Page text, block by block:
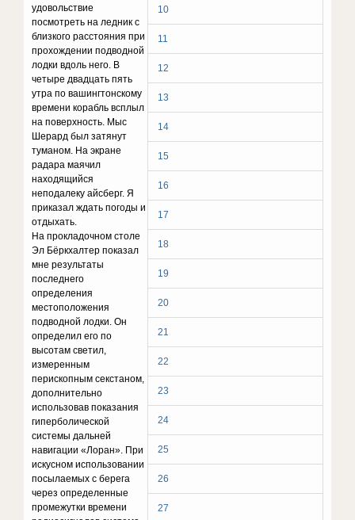
10
11
12
13
14
15
16
17
18
19
20
21
22
23
24
25
26
27
удовольствие
посмотреть на ледник с
близкого расстояния при
прохождении подводной
лодки вдоль него. В
четыре двадцать пять
утра по вашингтонскому
времени корабль всплыл
на поверхность. Мыс
Шерард был затянут
туманом. На экране
радара маячил
находящийся
неподалеку айсберг. Я
приказал ждать погоды и
отдыхать.
На прокладочном столе
Эл Бёркхалтер показал
мне результаты
последнего
определения
местоположения
подводной лодки. Он
определил его по
высотам светил,
измеренным
перископным секстаном,
дополнительно
использовав показания
гиперболической
системы дальней
навигации «Лоран». При
искусном использовании
посылаемых с берега
через определенные
промежутки времени